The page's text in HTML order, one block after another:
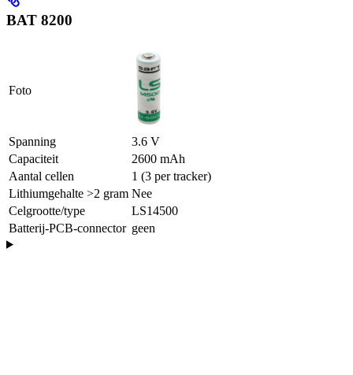
BAT 8200
Foto
Spanning
3.6 V
Capaciteit
2600 mAh
Aantal cellen
1 (3 per tracker)
Lithiumgehalte >2 gram Nee
Celgrootte/type
LS14500
Batterij-PCB-connector geen